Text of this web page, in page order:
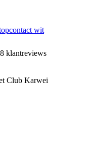
wit
klantreviews
Club Karwei